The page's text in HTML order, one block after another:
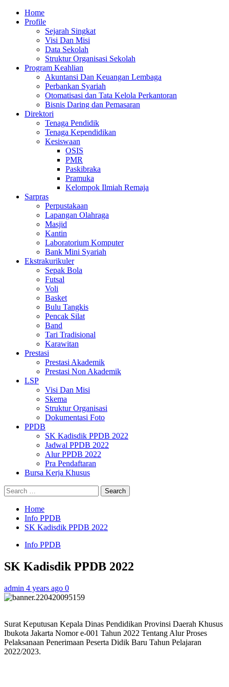
Skip
Primary
Menu
Home
Profile
Sejarah Singkat
Visi Dan Misi
Data Sekolah
Struktur Organisasi Sekolah
Program Keahlian
Akuntansi Dan Keuangan Lembaga
Perbankan Syariah
Otomatisasi dan Tata Kelola Perkantoran
Bisnis Daring dan Pemasaran
Direktori
Tenaga Pendidik
Tenaga Kependidikan
Kesiswaan
OSIS
PMR
Paskibraka
Pramuka
Kelompok Ilmiah Remaja
Sarpras
Perpustakaan
Lapangan Olahraga
Masjid
Kantin
Laboratorium Komputer
Bank Mini Syariah
Ekstrakurikuler
Sepak Bola
Futsal
Voli
Basket
Bulu Tangkis
Pencak Silat
Band
Tari Tradisional
Karawitan
Prestasi
Prestasi Akademik
Prestasi Non Akademik
LSP
Visi Dan Misi
Skema
Struktur Organisasi
Dokumentasi Foto
PPDB
SK Kadisdik PPDB 2022
Jadwal PPDB 2022
Alur PPDB 2022
Pra Pendaftaran
Bursa Kerja Khusus
Search
for:
Home
Info PPDB
SK Kadisdik PPDB 2022
Info PPDB
SK Kadisdik PPDB 2022
admin 4 years ago 0
Surat Keputusan Kepala Dinas Pendidikan Provinsi Daerah Khusus
Ibukota Jakarta Nomor e-001 Tahun 2022 Tentang Alur Proses
Pelaksanaan Penerimaan Peserta Didik Baru Tahun Pelajaran
2022/2023.